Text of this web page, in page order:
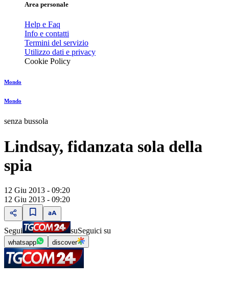
Area personale
Help e Faq
Info e contatti
Termini del servizio
Utilizzo dati e privacy
Cookie Policy
Mondo
Mondo
senza bussola
Lindsay, fidanzata sola della
spia
12 Giu 2013 - 09:20
12 Giu 2013 - 09:20
Segui suSeguici su
whatsapp discover